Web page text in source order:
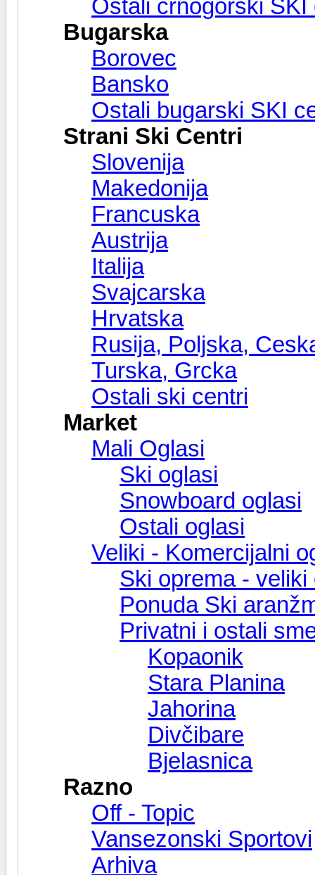
Ostali crnogorski SKI
Bugarska
Borovec
Bansko
Ostali bugarski SKI
Strani Ski Centri
Slovenija
Makedonija
Francuska
Austrija
Italija
Svajcarska
Hrvatska
Rusija, Poljska,
Turska, Grcka
Ostali ski centri
Market
Mali Oglasi
Ski oglasi
Snowboard oglasi
Ostali oglasi
Veliki - Komercijalni
Ski oprema - veliki
Ponuda Ski
Privatni i ostali
Kopaonik
Stara Planina
Jahorina
Divčibare
Bjelasnica
Razno
Off - Topic
Vansezonski Sportovi
Arhiva